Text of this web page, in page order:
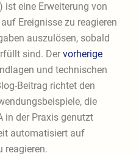
ist eine Erweiterung von
Ereignisse zu reagieren
auszulösen, sobald
sind. Der vorherige
und technischen
Beitrag richtet den
die
in der Praxis genutzt
automatisiert auf
reagieren.